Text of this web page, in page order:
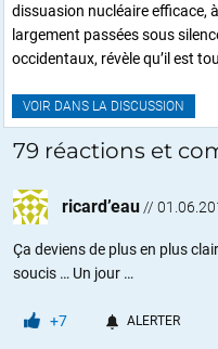
dissuasion nucléaire efficace,
largement passées sous
occidentaux, révèle qu’il est
VOIR DANS LA DISCUSSION
79 réactions et
ricard’eau //
Ça deviens de plus en plus
soucis … Un jour …
+7 ALERTER